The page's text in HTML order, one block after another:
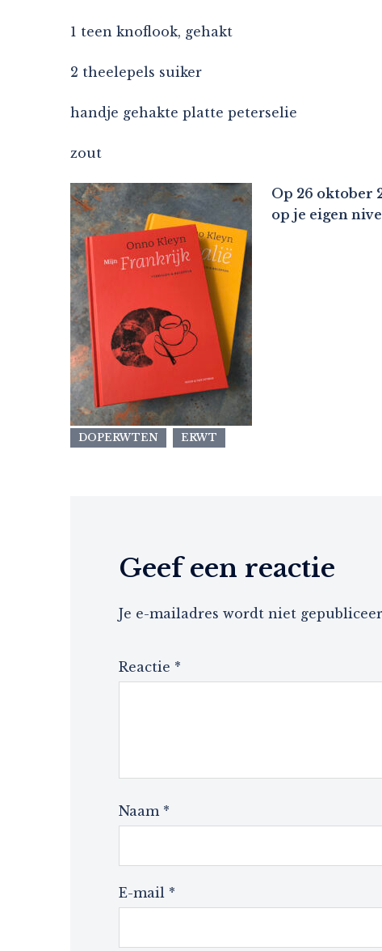
1 teen knoflook, gehakt
2 theelepels suiker
handje gehakte platte peterselie
zout
Op 26 oktober
op je eigen
DOPERWTEN ERWT
Geef een reactie
Je e-mailadres wordt niet
Reactie *
Naam *
E-mail *